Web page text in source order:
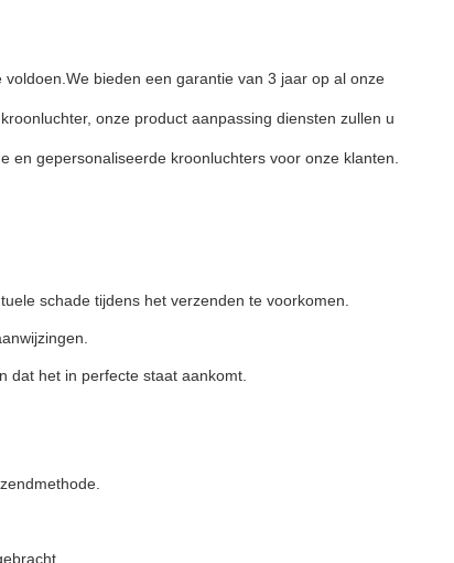
bieden een garantie van 3 jaar op al onze
onze product aanpassing diensten zullen u
gepersonaliseerde kroonluchters voor onze klanten.
schade tijdens het verzenden te voorkomen.
dat het in perfecte staat aankomt.